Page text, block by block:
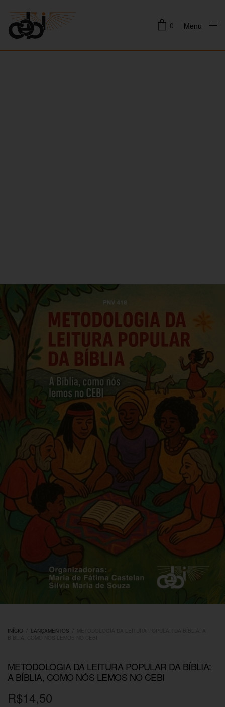
0 Menu
INÍCIO LANÇAMENTOS
METODOLOGIA DA LEITURA POPULAR DA BÍBLIA:
A BÍBLIA, COMO NÓS LEMOS NO CEBI
R$14,50